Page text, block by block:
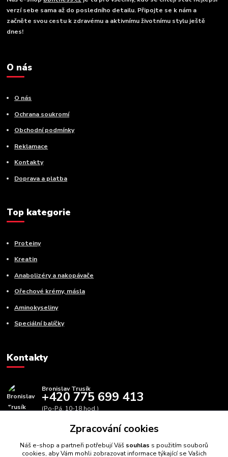
verzí sebe sama až do posledního detailu. Připojte se k nám a
začněte svou cestu k zdravému a aktivnímu životnímu stylu ještě
dnes!
O nás
O nás
Ochrana soukromí
Obchodní podmínky
Reklamace
Kontakty
Doprava a platba
Top kategorie
Proteiny
Kreatin
Anabolizéry a nakopávače
Ořechové krémy, másla
Aminokyseliny
Speciální balíčky
Kontakty
Bronislav Trusík
+420 775 699 413
(Po-Pá, 10-18 hod.)
info@bbfitness.czZpracování cookies
Náš e-shop a partneři potřebují Váš souhlas s použitím souborů
cookies, aby Vám mohli zobrazovat informace týkající se Vašich